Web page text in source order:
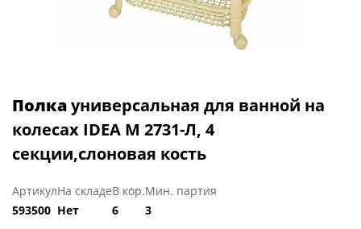
Полкауниверсальная для ванной на
колесах IDEA М 2731-Л, 4
секции,слоновая кость
Артикул
593500
На складе
Нет
В кор.
6
Мин. партия
3